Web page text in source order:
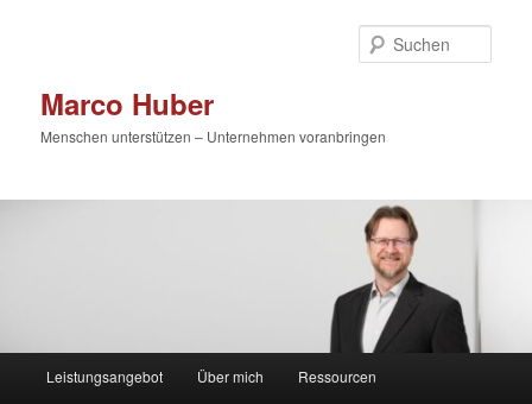
Marco Huber
Menschen unterstützen – Unternehmen voranbringen
Leistungsangebot Über mich Ressourcen